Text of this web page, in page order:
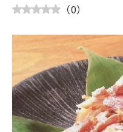
（0）